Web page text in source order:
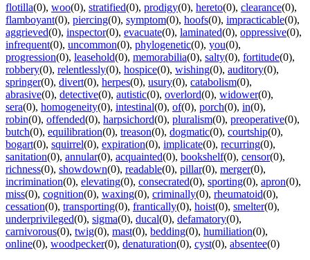
flotilla(0), woo(0), stratified(0), prodigy(0), hereto(0), clearance(0),
flamboyant(0), piercing(0), symptom(0), hoofs(0), impracticable(0),
aggrieved(0), inspector(0), evacuate(0), laminated(0), oppressive(0),
infrequent(0), uncommon(0), phylogenetic(0), you(0),
progression(0), leasehold(0), memorabilia(0), salty(0), fortitude(0),
robbery(0), relentlessly(0), hospice(0), wishing(0), auditory(0),
springer(0), divert(0), herpes(0), usury(0), catabolism(0),
abrasive(0), detective(0), autistic(0), overlord(0), widower(0),
sera(0), homogeneity(0), intestinal(0), of(0), porch(0), in(0),
robin(0), offended(0), harpsichord(0), pluralism(0), preoperative(0),
butch(0), equilibration(0), treason(0), dogmatic(0), courtship(0),
bogart(0), squirrel(0), expiration(0), implicate(0), recurring(0),
sanitation(0), annular(0), acquainted(0), bookshelf(0), censor(0),
richness(0), showdown(0), readable(0), pillar(0), merger(0),
incrimination(0), elevating(0), consecrated(0), sporting(0), apron(0),
miss(0), cognition(0), waxing(0), criminally(0), rheumatoid(0),
cessation(0), transporting(0), frantically(0), hoist(0), smelter(0),
underprivileged(0), sigma(0), ducal(0), defamatory(0),
carnivorous(0), twig(0), mast(0), bedding(0), humiliation(0),
online(0), woodpecker(0), denaturation(0), cyst(0), absentee(0)